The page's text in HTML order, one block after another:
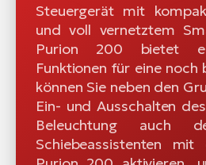
Steuergerät mit
und voll vernetztem
Purion 200 bietet
Funktionen für eine noch
können Sie neben den
Ein- und Ausschalten
Beleuchtung auch
Schiebeassistenten